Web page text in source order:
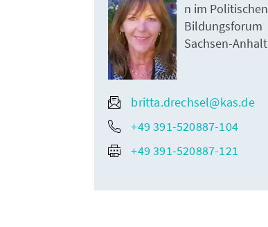
n im Politischen
Bildungsforum
Sachsen-Anhalt
britta.drechsel@kas.de
+49 391-520887-104
+49 391-520887-121